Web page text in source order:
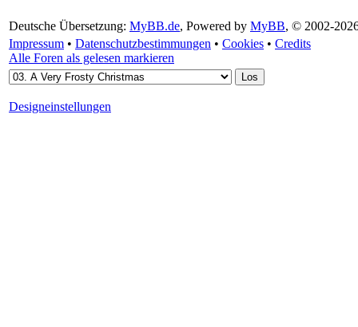
Deutsche Übersetzung: MyBB.de, Powered by MyBB, © 2002-
Impressum • Datenschutzbestimmungen • Cookies • Credits
Alle Foren als gelesen markieren
Designeinstellungen